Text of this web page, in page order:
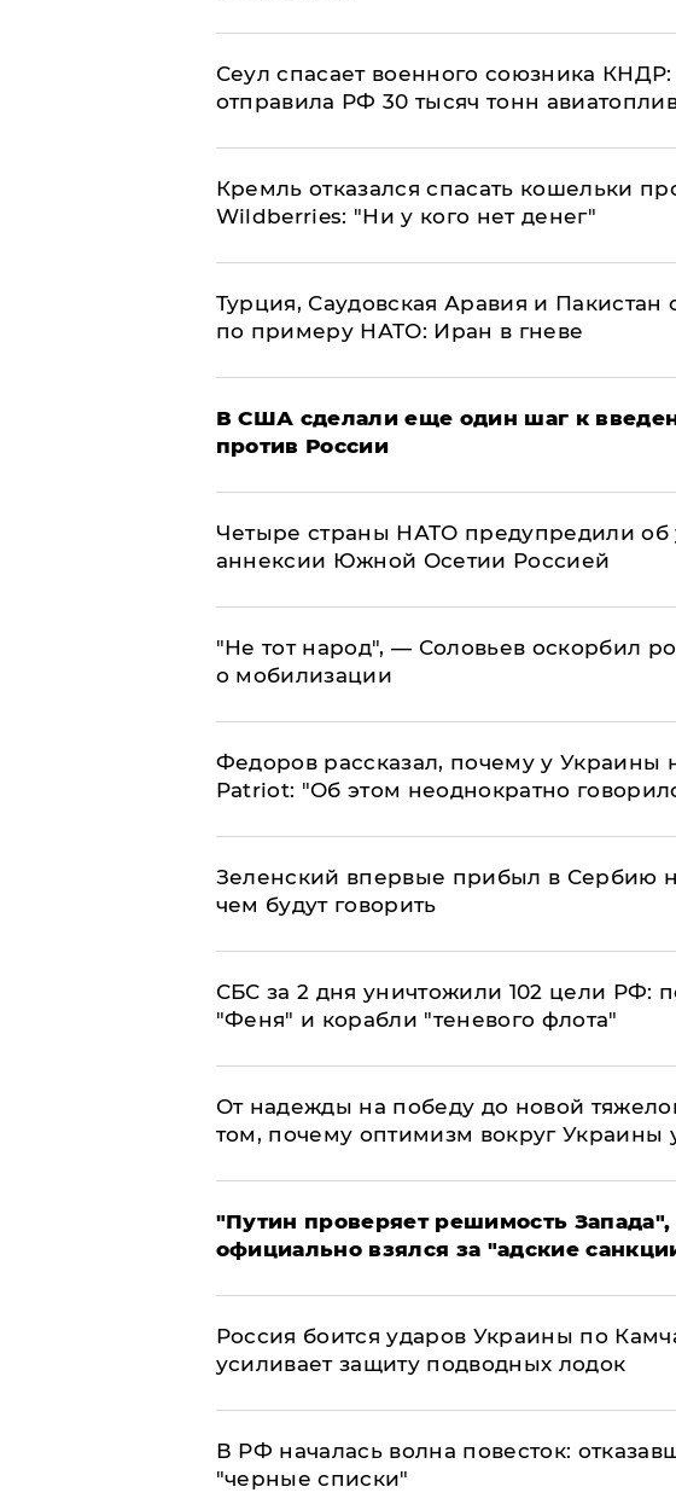
​Сеул спасает военного союзника
отправила РФ 30 тысяч тонн
Кремль отказался спасать кошельки
Wildberries: "Ни у кого нет денег"
Турция, Саудовская Аравия и
по примеру НАТО: Иран в гневе
В США сделали еще один шаг к
против России
Четыре страны НАТО предупредили об
аннексии Южной Осетии Россией
​"Не тот народ", — Соловьев оскорбил
о мобилизации
Федоров рассказал, почему у Украины
Patriot: "Об этом неоднократно
Зеленский впервые прибыл в Сербию
чем будут говорить
СБС за 2 дня уничтожили 102 цели РФ:
"Феня" и корабли "теневого флота"
От надежды на победу до новой
том, почему оптимизм вокруг Украины
"Путин проверяет решимость
официально взялся за "адские
Россия боится ударов Украины по
усиливает защиту подводных лодок
​В РФ началась волна повесток:
"черные списки"